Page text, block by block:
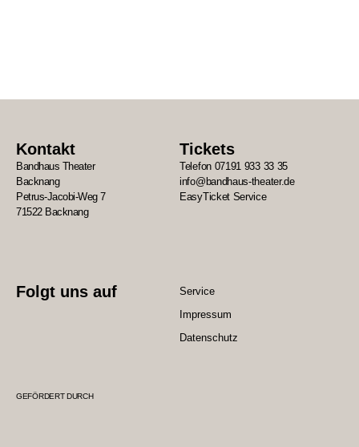
Kontakt
Bandhaus Theater
Backnang
Petrus-Jacobi-Weg 7
71522 Backnang
Tickets
Telefon 07191 933 33 35
info@bandhaus-theater.de
EasyTicket Service
Folgt uns auf
Service
Impressum
Datenschutz
GEFÖRDERT DURCH